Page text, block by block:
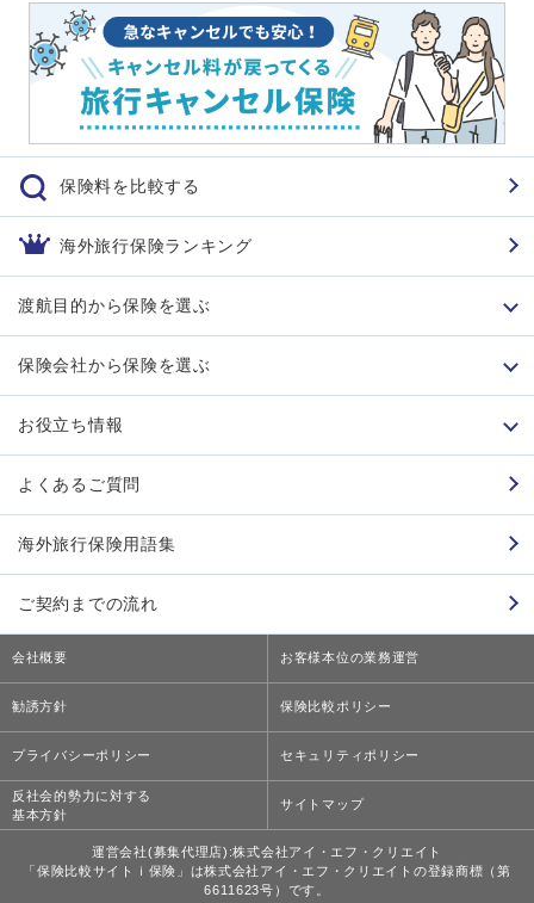
保険料を比較する
海外旅行保険ランキング
渡航目的から保険を選ぶ
保険会社から保険を選ぶ
お役立ち情報
よくあるご質問
海外旅行保険用語集
ご契約までの流れ
会社概要 お客様本位の業務運営
勧誘方針 保険比較ポリシー
プライバシーポリシー セキュリティポリシー
反社会的勢力に対する
基本方針
サイトマップ
運営会社(募集代理店):株式会社アイ・エフ・クリエイト
「保険比較サイトｉ保険」は株式会社アイ・エフ・クリエイトの登録商標（第
6611623号）です。